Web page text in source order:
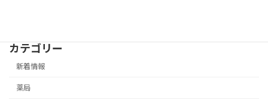
カテゴリー
新着情報
薬局